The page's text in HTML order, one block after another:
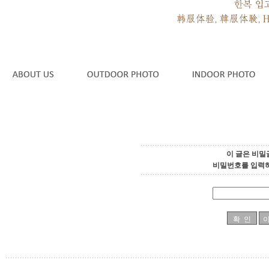
이 글은 비밀
비밀번호를 입력